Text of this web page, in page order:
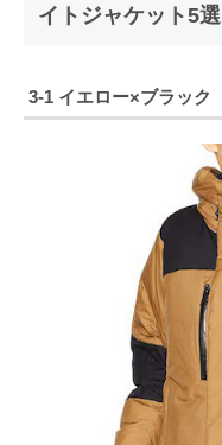
イトジャケット5選
3-1 イエロー×ブラック